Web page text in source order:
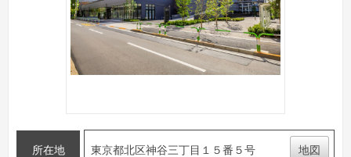
所在地 東京都北区神谷三丁目１５番５号 地図